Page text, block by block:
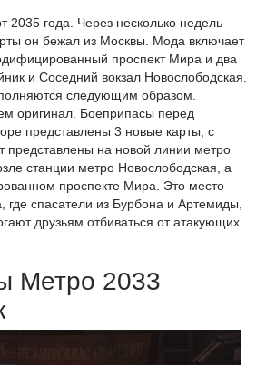
2035 года. Через несколько недель
он бежал из Москвы. Мода включает
проспект Мира и два
и Соседний вокзал Новослободская.
следующим образом.
оригинал. Боеприпасы перед
представлены 3 новые карты, с
представлены на новой линии метро
станции метро Новослободская, а
проспекте Мира. Это место
где спасатели из Бурбона и Артемиды,
друзьям отбиваться от атакующих
Метро 2033